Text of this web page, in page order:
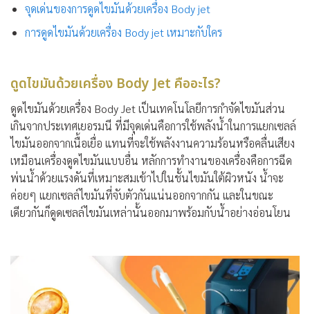
จุดเด่นของการดูดไขมันด้วยเครื่อง Body jet
การดูดไขมันด้วยเครื่อง Body jet เหมาะกับใคร
ดูดไขมันด้วยเครื่อง Body Jet คืออะไร?
ดูดไขมันด้วยเครื่อง Body Jet เป็นเทคโนโลยีการกำจัดไขมันส่วน
เกินจากประเทศเยอรมนี ที่มีจุดเด่นคือการใช้พลังน้ำในการแยกเซลล์
ไขมันออกจากเนื้อเยื่อ แทนที่จะใช้พลังงานความร้อนหรือคลื่นเสียง
เหมือนเครื่องดูดไขมันแบบอื่น หลักการทำงานของเครื่องคือการฉีด
พ่นน้ำด้วยแรงดันที่เหมาะสมเข้าไปในชั้นไขมันใต้ผิวหนัง น้ำจะ
ค่อยๆ แยกเซลล์ไขมันที่จับตัวกันแน่นออกจากกัน และในขณะ
เดียวกันก็ดูดเซลล์ไขมันเหล่านั้นออกมาพร้อมกับน้ำอย่างอ่อนโยน